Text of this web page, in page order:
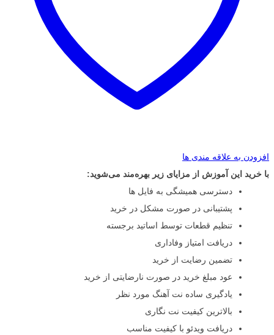
افزودن به علاقه مندی ها
با خرید این آموزش از مزایای زیر بهره‌مند می‌شوید:
دسترسی همیشگی به فایل ها
پشتیبانی در صورت مشکل در خرید
تنظیم قطعات توسط اساتید برجسته
دریافت امتیاز وفاداری
تضمین رضایت از خرید
عود مبلغ خرید در صورت نارضایتی از خرید
یادگیری ساده نت آهنگ مورد نظر
بالاترین کیفیت نت نگاری
دریافت ویدئو با کیفیت مناسب